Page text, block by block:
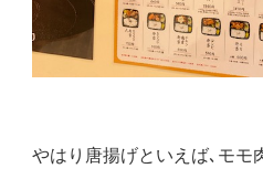
やはり唐揚げといえば､モモ